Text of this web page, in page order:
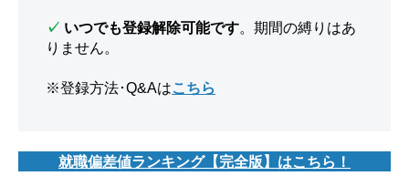
✓ いつでも登録解除可能です。期間の縛りはあ
りません。
※登録方法･Q&Aはこちら
就職偏差値ランキング【完全版】はこちら！